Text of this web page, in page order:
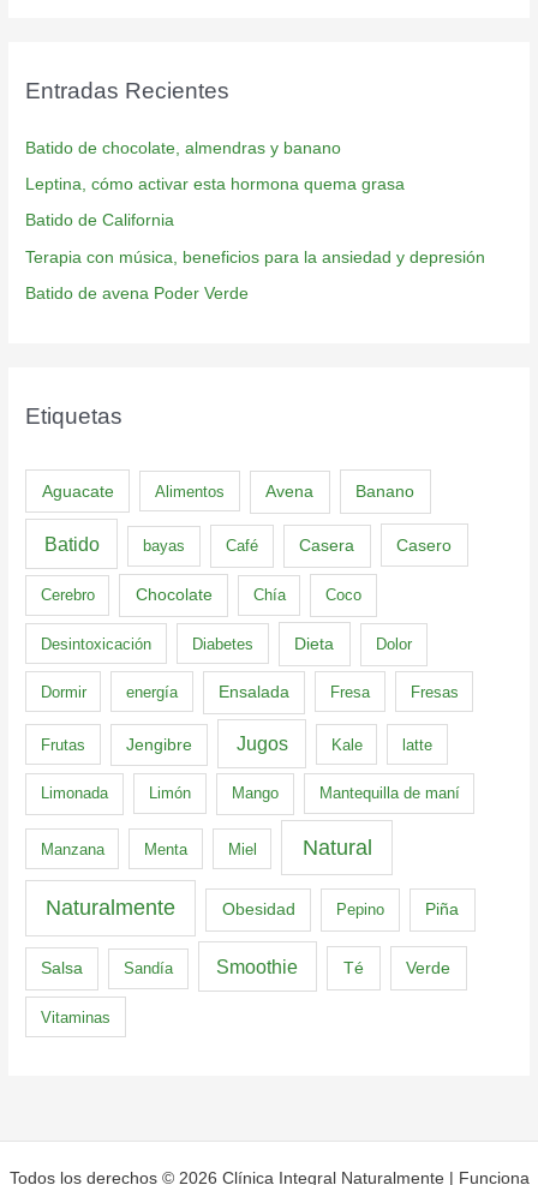
Entradas Recientes
Batido de chocolate, almendras y banano
Leptina, cómo activar esta hormona quema grasa
Batido de California
Terapia con música, beneficios para la ansiedad y depresión
Batido de avena Poder Verde
Etiquetas
Aguacate Alimentos Avena Banano
Batido bayas Café Casera Casero
Cerebro Chocolate Chía Coco
Desintoxicación Diabetes Dieta Dolor
Dormir energía Ensalada Fresa Fresas
Frutas Jengibre Jugos Kale latte
Limonada Limón Mango Mantequilla de maní
Manzana Menta Miel Natural
Naturalmente Obesidad Pepino Piña
Salsa Sandía Smoothie Té Verde
Vitaminas
Todos los derechos © 2026 Clínica Integral Naturalmente | Funciona